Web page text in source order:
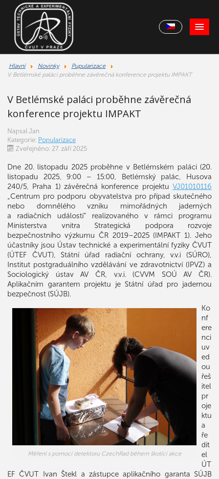
Hlavní Novinky
Pupularizace
V Betlémské paláci proběhne závěrečná konference projektu IMPAKT
V Betlémské paláci proběhne závěrečná
konference projektu IMPAKT
Napsal Jan
Kategorie: Popularizace
Zveřejněno: 27. září 2025
Dne 20. listopadu 2025 proběhne v Betlémském paláci (20.
listopadu 2025, 9:00 – 15:00, Betlémský palác, Husova
240/5, Praha 1) závěrečná konference projektu VJ01010116
„Centrum pro podporu obyvatelstva pro případ skutečného
nebo domnělého vzniku mimořádných jaderných
a radiačních událostí“ realizovaného v rámci programu
Ministerstva vnitra Strategická podpora rozvoje
bezpečnostního výzkumu ČR 2019–2025 (IMPAKT 1). Jeho
účastníky jsou Ústav technické a experimentální fyziky ČVUT
(ÚTEF ČVUT), Státní úřad radiační ochrany, v.v.i (SÚRO),
Institut postgraduálního vzdělávání ve zdravotnictví (IPVZ) a
Sociologický ústav AV ČR, v.v.i. (CVVM SOÚ AV ČR).
Aplikačním garantem projektu je Státní úřad pro jadernou
bezpečnost (SÚJB).
Měření s pomocí detektoru CzechRad během školící akce
Ko
nf
ere
nci
uv
ed
ou
řeš
itel
pr
oje
ktu
a
ře
dit
el
ÚT
EF ČVUT Ivan Štekl a zástupce aplikačního garanta SÚJB